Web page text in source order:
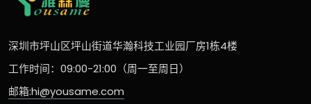
深圳市坪山区坪山街道华瀚科技工业园厂房1栋4楼
工作时间：09:00-21:00（周一至周日）
邮箱:hi@yousame.com